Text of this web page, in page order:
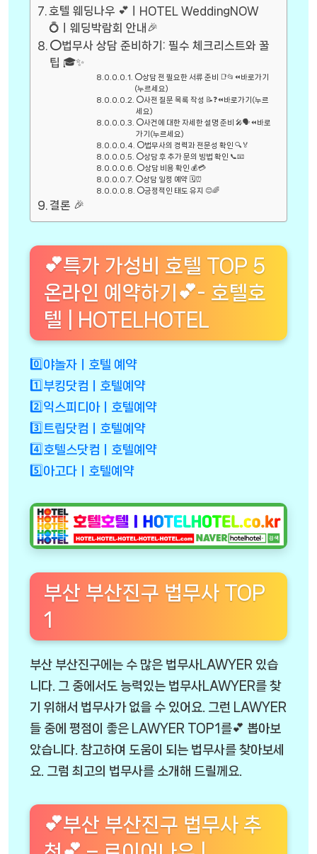
호텔 웨딩나우 💕ㅣHOTEL WeddingNOW
💍ㅣ웨딩박람회 안내🎉
⭕법무사 상담 준비하기: 필수 체크리스트와 꿀
팁 🎓✨
⭕상담 전 필요한 서류 준비 📑📂⏪바로가기
(누르세요)
⭕사전 질문 목록 작성 📝❓⏪바로가기(누르
세요)
⭕사건에 대한 자세한 설명 준비 🎤🗣️⏪바로
가기(누르세요)
⭕법무사의 경력과 전문성 확인 🔍🏅
⭕상담 후 추가 문의 방법 확인 📞📧
⭕상담 비용 확인 💰💳
⭕상담 일정 예약 🗓️⏰
⭕긍정적인 태도 유지 😊🌈
결론 🎉
💕특가 가성비 호텔 TOP 5
온라인 예약하기💕- 호텔호
텔 | HOTELHOTEL
0️⃣야놀자ㅣ호텔 예약
1️⃣부킹닷컴ㅣ호텔예약
2️⃣익스피디아ㅣ호텔예약
3️⃣트립닷컴ㅣ호텔예약
4️⃣호텔스닷컴ㅣ호텔예약
5️⃣아고다ㅣ호텔예약
부산 부산진구 법무사 TOP
1
부산 부산진구에는 수 많은 법무사LAWYER 있습
니다. 그 중에서도 능력있는 법무사LAWYER를 찾
기 위해서 법무사가 없을 수 있어요. 그런 LAWYER
들 중에 평점이 좋은 LAWYER TOP1를💕 뽑아보
았습니다. 참고하여 도움이 되는 법무사를 찾아보세
요. 그럼 최고의 법무사를 소개해 드릴께요.
💕부산 부산진구 법무사 추